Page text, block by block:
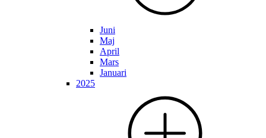
Juni
Maj
April
Mars
Januari
2025